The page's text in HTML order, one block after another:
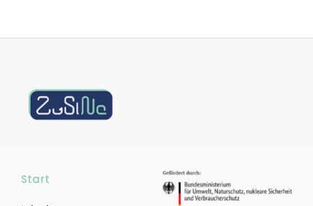
Start